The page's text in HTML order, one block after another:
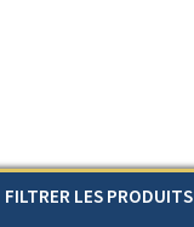
FILTRER LES PRODUITS